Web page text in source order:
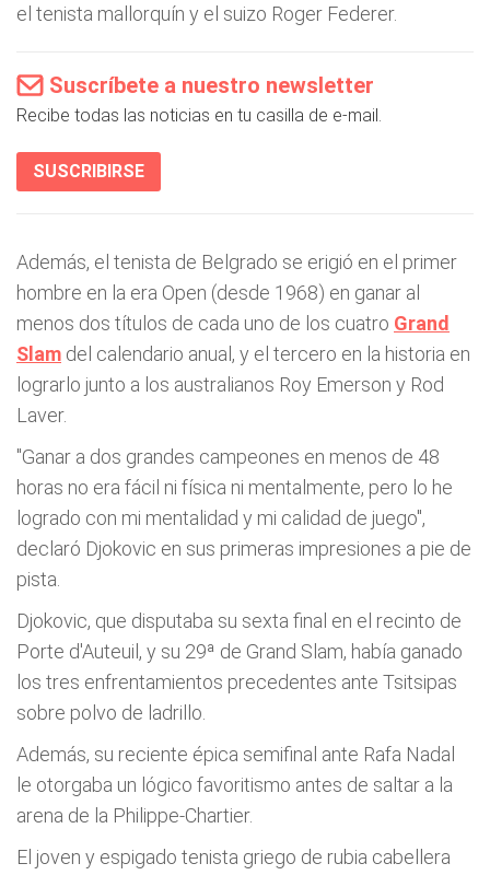
el tenista mallorquín y el suizo Roger Federer.
Suscríbete a nuestro newsletter
Recibe todas las noticias en tu casilla de e-mail.
SUSCRIBIRSE
Además, el tenista de Belgrado se erigió en el primer
hombre en la era Open (desde 1968) en ganar al
menos dos títulos de cada uno de los cuatro Grand
Slam del calendario anual, y el tercero en la historia en
lograrlo junto a los australianos Roy Emerson y Rod
Laver.
"Ganar a dos grandes campeones en menos de 48
horas no era fácil ni física ni mentalmente, pero lo he
logrado con mi mentalidad y mi calidad de juego",
declaró Djokovic en sus primeras impresiones a pie de
pista.
Djokovic, que disputaba su sexta final en el recinto de
Porte d'Auteuil, y su 29ª de Grand Slam, había ganado
los tres enfrentamientos precedentes ante Tsitsipas
sobre polvo de ladrillo.
Además, su reciente épica semifinal ante Rafa Nadal
le otorgaba un lógico favoritismo antes de saltar a la
arena de la Philippe-Chartier.
El joven y espigado tenista griego de rubia cabellera